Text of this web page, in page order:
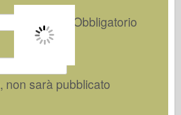
Obbligatorio
, non sarà pubblicato